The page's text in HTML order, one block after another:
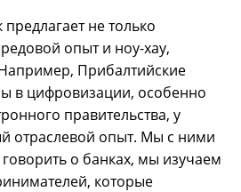
не только
опыт и ноу-хау,
Прибалтийские
в цифровизации, особенно
правительства, у
отраслевой опыт. Мы с ними
о банках, мы изучаем
которые